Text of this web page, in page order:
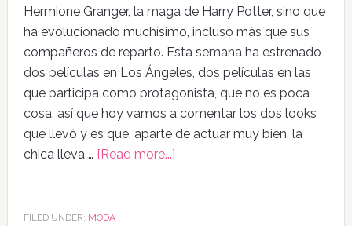
Hermione Granger, la maga de Harry Potter, sino que
ha evolucionado muchísimo, incluso más que sus
compañeros de reparto. Esta semana ha estrenado
dos películas en Los Ángeles, dos películas en las
que participa como protagonista, que no es poca
cosa, así que hoy vamos a comentar los dos looks
que llevó y es que, aparte de actuar muy bien, la
chica lleva … [Read more...]
FILED UNDER: MODA